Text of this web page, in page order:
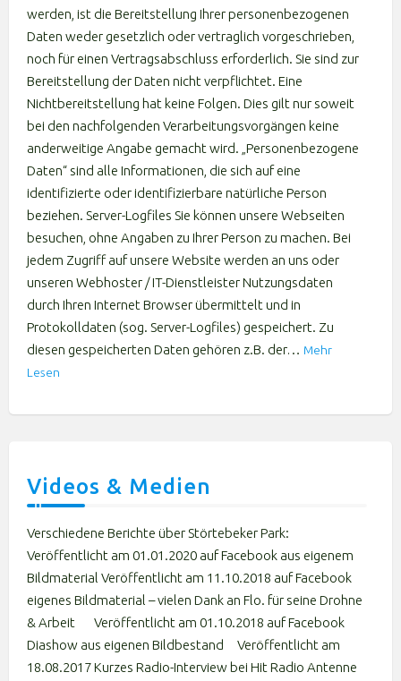
werden, ist die Bereitstellung Ihrer personenbezogenen
Daten weder gesetzlich oder vertraglich vorgeschrieben,
noch für einen Vertragsabschluss erforderlich. Sie sind zur
Bereitstellung der Daten nicht verpflichtet. Eine
Nichtbereitstellung hat keine Folgen. Dies gilt nur soweit
bei den nachfolgenden Verarbeitungsvorgängen keine
anderweitige Angabe gemacht wird. „Personenbezogene
Daten“ sind alle Informationen, die sich auf eine
identifizierte oder identifizierbare natürliche Person
beziehen. Server-Logfiles Sie können unsere Webseiten
besuchen, ohne Angaben zu Ihrer Person zu machen. Bei
jedem Zugriff auf unsere Website werden an uns oder
unseren Webhoster / IT-Dienstleister Nutzungsdaten
durch Ihren Internet Browser übermittelt und in
Protokolldaten (sog. Server-Logfiles) gespeichert. Zu
diesen gespeicherten Daten gehören z.B. der… Mehr
Lesen
Videos & Medien
Verschiedene Berichte über Störtebeker Park:
Veröffentlicht am 01.01.2020 auf Facebook aus eigenem
Bildmaterial Veröffentlicht am 11.10.2018 auf Facebook
eigenes Bildmaterial – vielen Dank an Flo. für seine Drohne
& Arbeit Veröffentlicht am 01.10.2018 auf Facebook
Diashow aus eigenen Bildbestand Veröffentlicht am
18.08.2017 Kurzes Radio-Interview bei Hit Radio Antenne